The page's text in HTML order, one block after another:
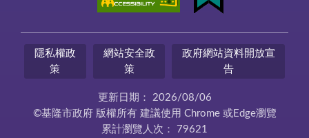
隱私權政
策
網站安全政
策
政府網站資料開放宣
告
更新日期： 2026/08/06
©基隆市政府 版權所有 建議使用 Chrome 或Edge瀏覽
累計瀏覽人次：
79621